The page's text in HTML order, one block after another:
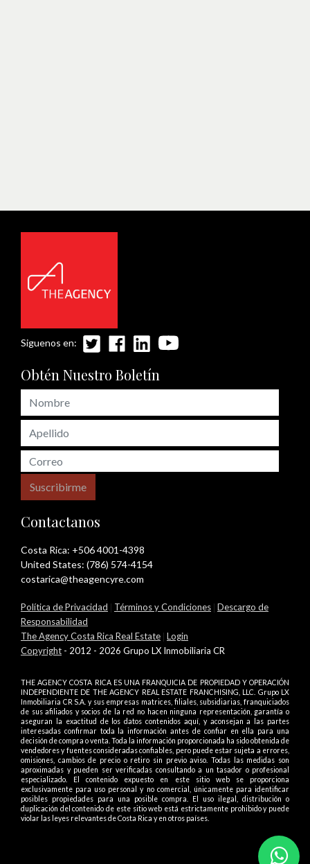
Siguenos en:
Obtén Nuestro Boletín
Suscribirme
Contactanos
Costa Rica: +506 4001-4398
United States: (786) 574-4154
costarica@theagencyre.com
Política de Privacidad | Términos y Condiciones | Descargo de
Responsabilidad
The Agency Costa Rica Real Estate | Login
Copyright - 2012 - 2026 Grupo LX Inmobiliaria CR
THE AGENCY COSTA RICA ES UNA FRANQUICIA DE PROPIEDAD Y OPERACIÓN
INDEPENDIENTE DE THE AGENCY REAL ESTATE FRANCHISING, LLC. Grupo LX
Inmobiliaria CR S.A. y sus empresas matrices, filiales, subsidiarias, franquiciados
de sus afiliados y socios de la red no hacen ninguna representación, garantía o
aseguran la exactitud de los datos contenidos aquí, y aconsejan a las partes
interesadas confirmar toda la información antes de confiar en ella para una
decisión de compra o venta. Toda la información proporcionada ha sido obtenida de
vendedores y fuentes consideradas confiables, pero puede estar sujeta a errores,
omisiones, cambios de precio o retiro sin previo aviso. Todas las medidas son
aproximadas y pueden ser verificadas consultando a un tasador o profesional
especializado. El contenido expuesto en este sitio web se proporciona
exclusivamente para uso personal y no comercial, únicamente para identificar
posibles propiedades para una posible compra. El uso ilegal, distribución o
duplicación del contenido de este sitio web está estrictamente prohibido y puede
violar las leyes relevantes de Costa Rica y en otros países.